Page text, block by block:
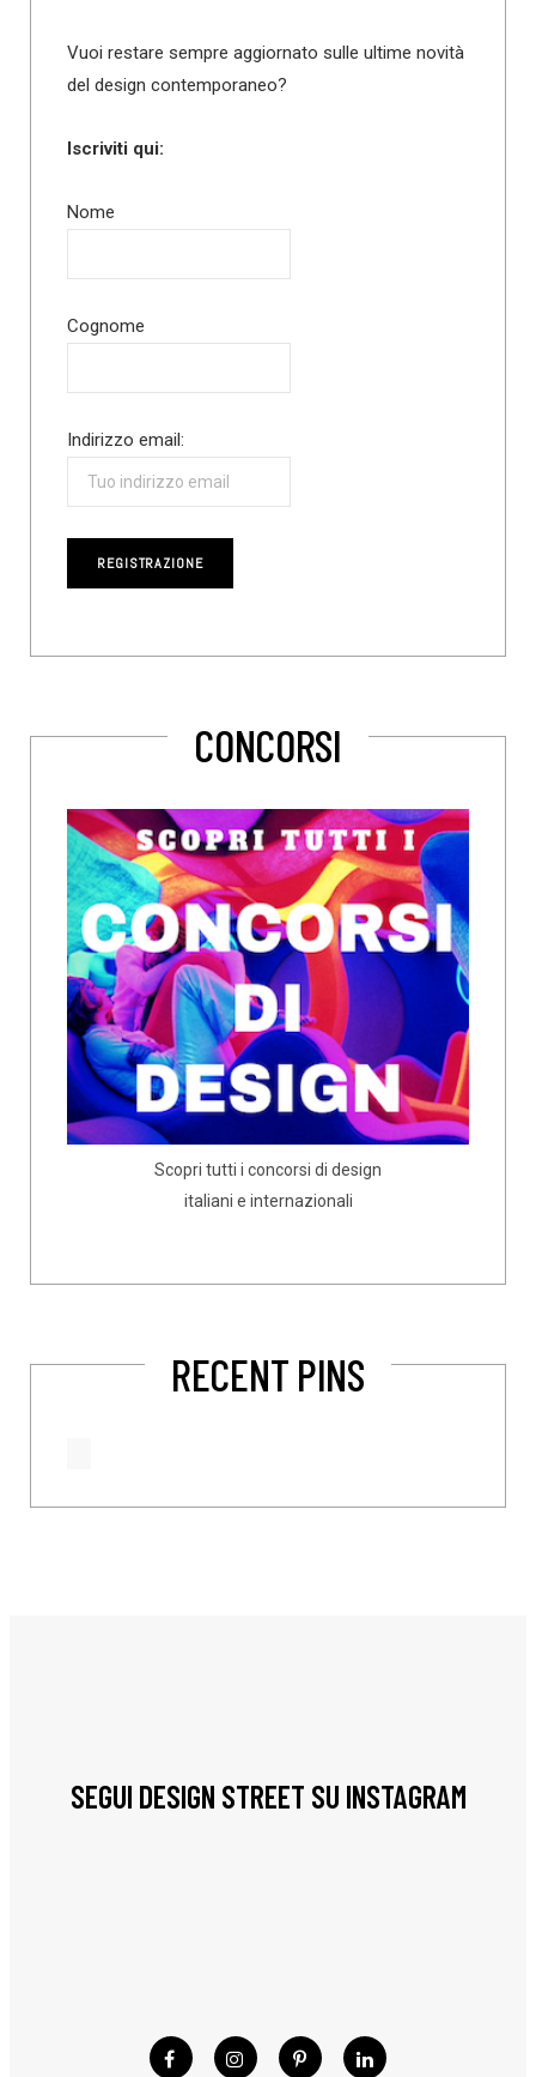
Vuoi restare sempre aggiornato sulle ultime novità
del design contemporaneo?
Iscriviti qui:
Nome
Cognome
Indirizzo email:
CONCORSI
Scopri tutti i concorsi di design
italiani e internazionali
RECENT PINS
SEGUI DESIGN STREET SU INSTAGRAM